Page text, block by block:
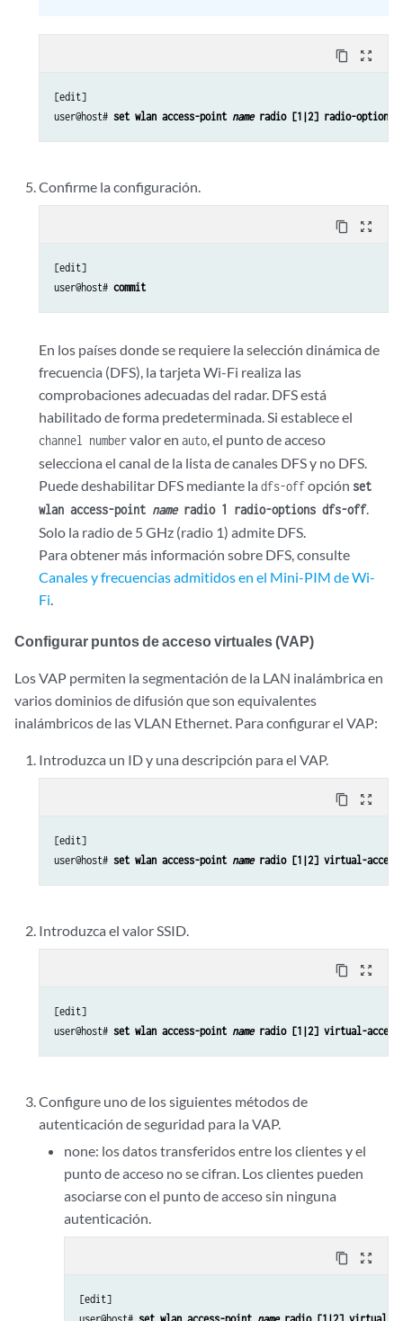
content_copy zoom_out_map
[edit]
user@host# set wlan access-point name radio [1|2] radio-options
Confirme la configuración.
content_copy zoom_out_map
[edit]
user@host# commit
En los países donde se requiere la selección dinámica de
frecuencia (DFS), la tarjeta Wi-Fi realiza las
comprobaciones adecuadas del radar. DFS está
habilitado de forma predeterminada. Si establece el
channel numbervalor enauto , el punto de acceso
selecciona el canal de la lista de canales DFS y no DFS.
Puede deshabilitar DFS mediante ladfs-offopción set
wlan access-point nameradio 1 radio-options dfs-off.
Solo la radio de 5 GHz (radio 1) admite DFS.
Para obtener más información sobre DFS, consulte
Canales y frecuencias admitidos en el Mini-PIM de Wi-
Fi
Configurar puntos de acceso virtuales (VAP)
Los VAP permiten la segmentación de la LAN inalámbrica en
varios dominios de difusión que son equivalentes
inalámbricos de las VLAN Ethernet. Para configurar el VAP:
Introduzca un ID y una descripción para el VAP.
content_copy zoom_out_map
[edit]
user@host# set wlan access-point name radio [1|2] virtual-
Introduzca el valor SSID.
content_copy zoom_out_map
[edit]
user@host# set wlan access-point name radio [1|2] virtual-
Configure uno de los siguientes métodos de
autenticación de seguridad para la VAP.
none: los datos transferidos entre los clientes y el
punto de acceso no se cifran. Los clientes pueden
asociarse con el punto de acceso sin ninguna
autenticación.
content_copy zoom_out_map
[edit]